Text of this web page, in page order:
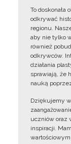
To doskonała
odkrywać
regionu.
aby nie tylko
również
odkrywców.
działania
sprawiają, że
nauką
Dziękujemy
uczniów oraz
inspiracji.